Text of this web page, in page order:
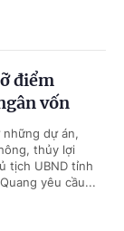
điểm
vốn
những dự án,
thủy lợi
tịch UBND tỉnh
yêu cầu...